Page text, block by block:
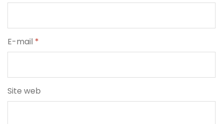
E-mail *
Site web